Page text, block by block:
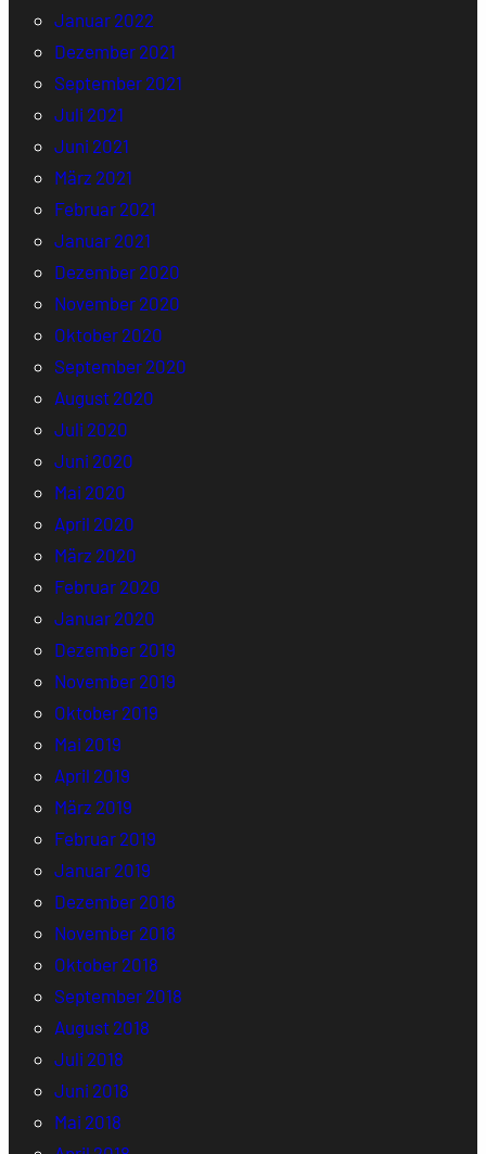
Januar 2022
Dezember 2021
September 2021
Juli 2021
Juni 2021
März 2021
Februar 2021
Januar 2021
Dezember 2020
November 2020
Oktober 2020
September 2020
August 2020
Juli 2020
Juni 2020
Mai 2020
April 2020
März 2020
Februar 2020
Januar 2020
Dezember 2019
November 2019
Oktober 2019
Mai 2019
April 2019
März 2019
Februar 2019
Januar 2019
Dezember 2018
November 2018
Oktober 2018
September 2018
August 2018
Juli 2018
Juni 2018
Mai 2018